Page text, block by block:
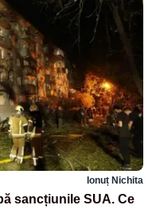
Ionuț Nichita
sancțiunile SUA. Ce